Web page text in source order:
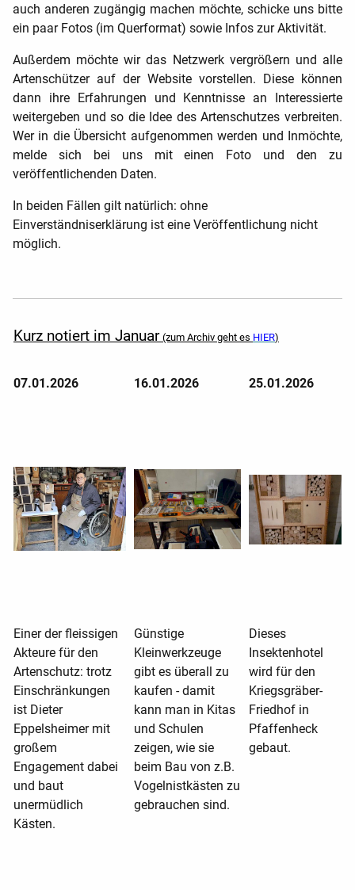
auch anderen zugängig machen möchte, schicke uns bitte
ein paar Fotos (im Querformat) sowie Infos zur Aktivität.
Außerdem möchte wir das Netzwerk vergrößern und alle
Artenschützer auf der Website vorstellen. Diese können
dann ihre Erfahrungen und Kenntnisse an Interessierte
weitergeben und so die Idee des Artenschutzes verbreiten.
Wer in die Übersicht aufgenommen werden und Inmöchte,
melde sich bei uns mit einen Foto und den zu
veröffentlichenden Daten.
In beiden Fällen gilt natürlich: ohne
Einverständniserklärung ist eine Veröffentlichung nicht
möglich.
Kurz notiert im Januar (zum Archiv geht es HIER)
07.01.2026 16.01.2026 25.01.2026
Einer der fleissigen
Akteure für den
Artenschutz: trotz
Einschränkungen
ist Dieter
Eppelsheimer mit
großem
Engagement dabei
und baut
unermüdlich
Kästen.
Günstige
Kleinwerkzeuge
gibt es überall zu
kaufen - damit
kann man in Kitas
und Schulen
zeigen, wie sie
beim Bau von z.B.
Vogelnistkästen zu
gebrauchen sind.
Dieses
Insektenhotel
wird für den
Kriegsgräber-
Friedhof in
Pfaffenheck
gebaut.